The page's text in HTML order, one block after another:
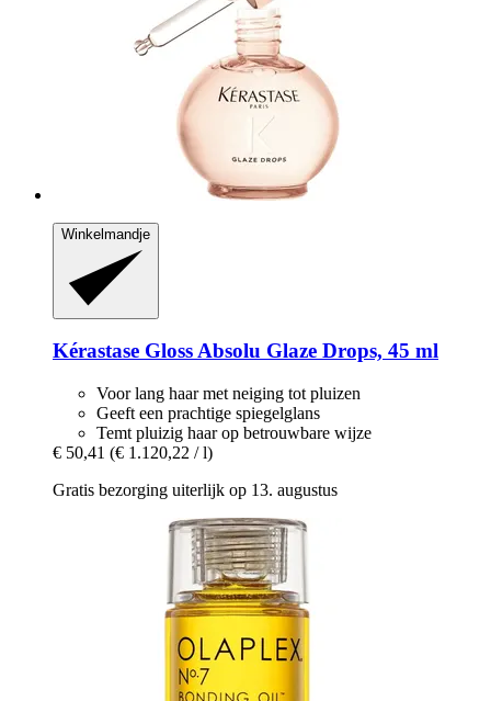
Winkelmandje
Kérastase Gloss Absolu Glaze Drops, 45 ml
Voor lang haar met neiging tot pluizen
Geeft een prachtige spiegelglans
Temt pluizig haar op betrouwbare wijze
€ 50,41 (€ 1.120,22 / l)
Gratis bezorging uiterlijk op 13. augustus